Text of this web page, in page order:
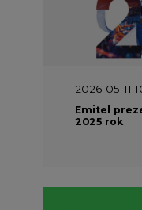
2026-05-11
Emitel
2025 rok